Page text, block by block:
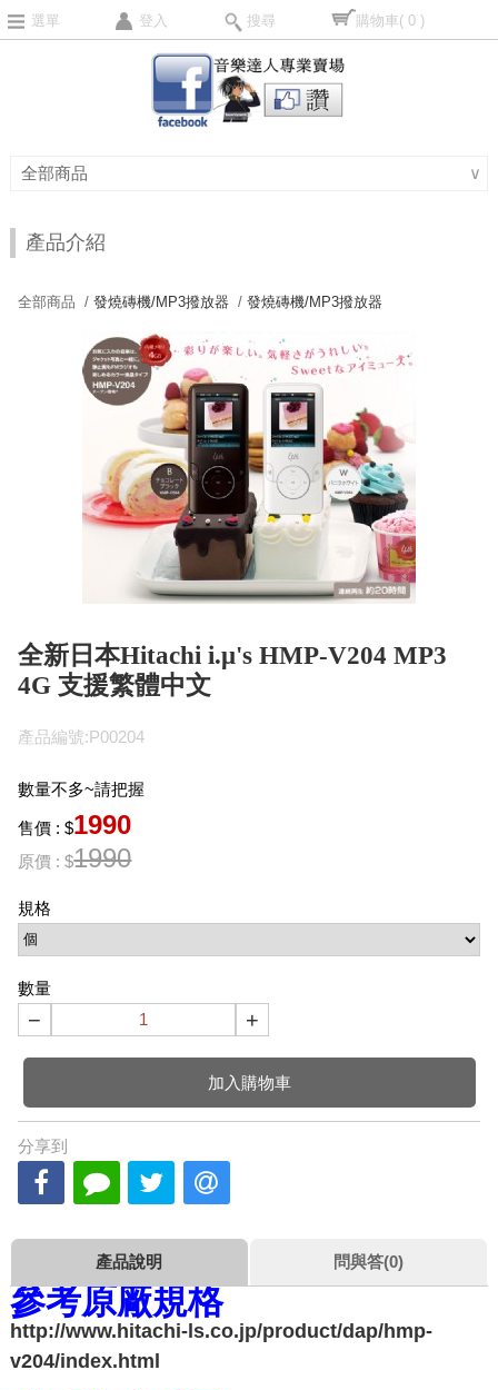
選單 登入 搜尋 購物車( 0 )
全部商品 ∨
產品介紹
全部商品 /發燒磚機/MP3撥放器 /發燒磚機/MP3撥放器
全新日本Hitachi i.μ's HMP-V204 MP3
4G 支援繁體中文
產品編號:P00204
數量不多~請把握
售價 : $1990
原價 : $1990
規格
數量
− +
加入購物車
分享到
產品說明 問與答(0)
參考原廠規格
http://www.hitachi-ls.co.jp/product/dap/hmp-
v204/index.html